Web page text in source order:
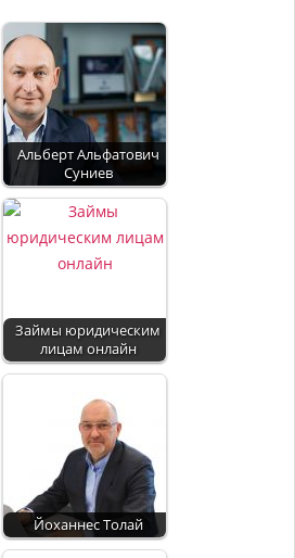
Альберт Альфатович
Суниев
Займы юридическим
лицам онлайн
Йоханнес Толай